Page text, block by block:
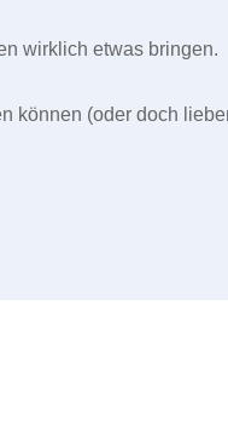
wirklich etwas bringen.
können (oder doch